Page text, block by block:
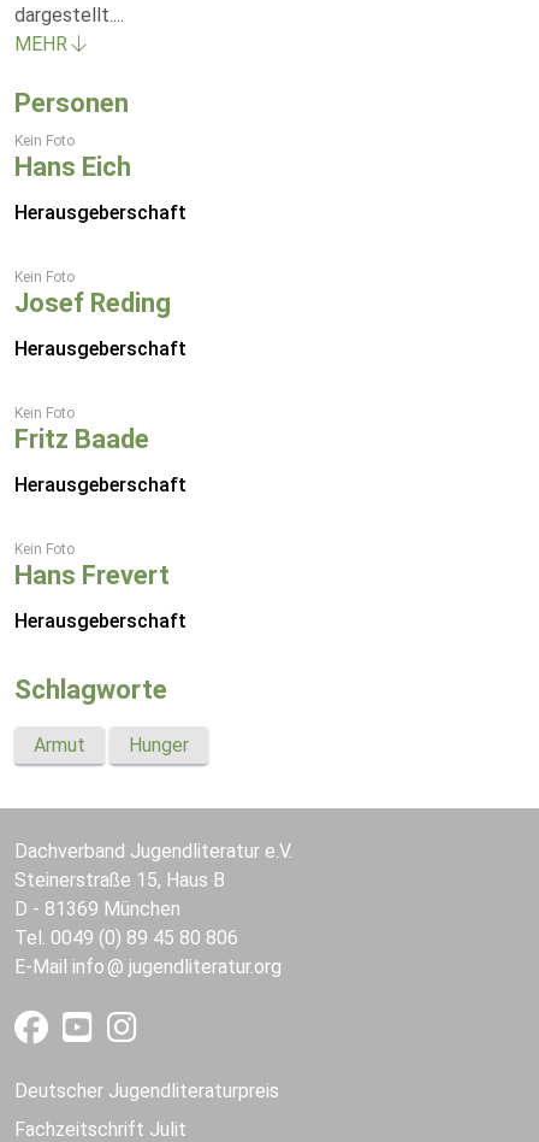
dargestellt....
MEHR
Personen
Kein Foto
Hans Eich
Herausgeberschaft
Kein Foto
Josef Reding
Herausgeberschaft
Kein Foto
Fritz Baade
Herausgeberschaft
Kein Foto
Hans Frevert
Herausgeberschaft
Schlagworte
Armut Hunger
Dachverband Jugendliteratur e.V.
Steinerstraße 15, Haus B
D - 81369 München
Tel. 0049 (0) 89 45 80 806
E-Mail info jugendliteratur.org
Deutscher Jugendliteraturpreis
Fachzeitschrift Julit